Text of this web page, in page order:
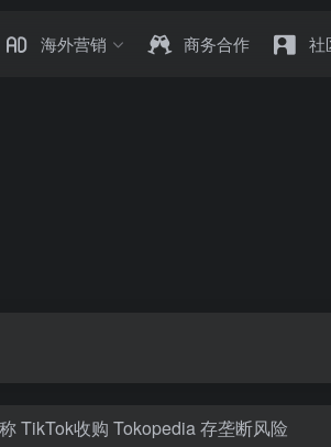
海外营销 商务合作 社
TikTok收购 Tokopedia 存垄断风险